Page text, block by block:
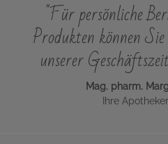
"Für persönliche
Produkten können
unserer
Mag. pharm.
Ihre